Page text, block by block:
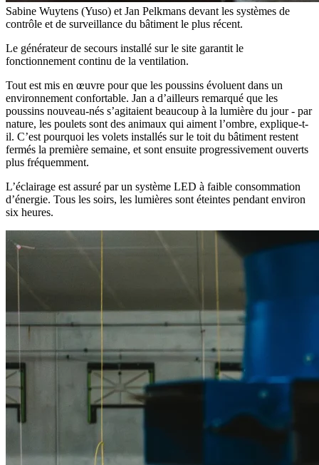
Sabine Wuytens (Yuso) et Jan Pelkmans devant les systèmes de
contrôle et de surveillance du bâtiment le plus récent.
Le générateur de secours installé sur le site garantit le
fonctionnement continu de la ventilation.
Tout est mis en œuvre pour que les poussins évoluent dans un
environnement confortable. Jan a d’ailleurs remarqué que les
poussins nouveau-nés s’agitaient beaucoup à la lumière du jour - par
nature, les poulets sont des animaux qui aiment l’ombre, explique-t-
il. C’est pourquoi les volets installés sur le toit du bâtiment restent
fermés la première semaine, et sont ensuite progressivement ouverts
plus fréquemment.
L’éclairage est assuré par un système LED à faible consommation
d’énergie. Tous les soirs, les lumières sont éteintes pendant environ
six heures.